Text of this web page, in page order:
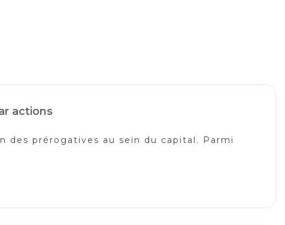
actions
prérogatives au sein du capital. Parmi